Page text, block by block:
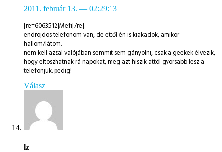
2011. február 13. — 02:29:13
[re=6063512]Mefi[/re]:
endrojdos telefonom van, de ettől én is kiakadok, amikor
hallom/látom.
nem kell azzal valójában semmit sem gányolni, csak a geekek élvezik,
hogy eltoszhatnak rá napokat, meg azt hiszik attól gyorsabb lesz a
telefonjuk. pedig!
Válasz
lz